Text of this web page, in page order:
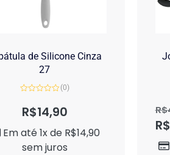
de Silicone Cinza
27
de
(0)
R$14,90
Em até 1x de R$14,90
sem juros
R$
R$